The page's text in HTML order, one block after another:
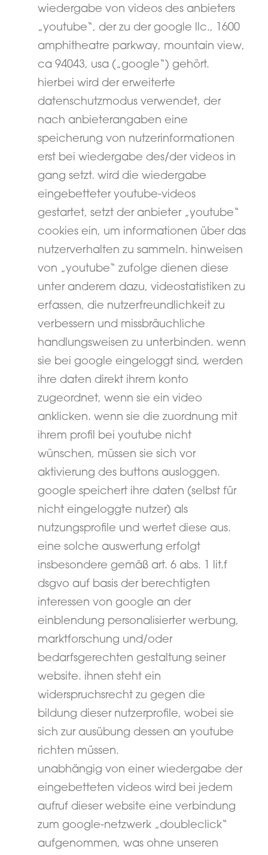
wiedergabe von videos des anbieters
„youtube“, der zu der google llc., 1600
amphitheatre parkway, mountain view,
ca 94043, usa („google“) gehört.
hierbei wird der erweiterte
datenschutzmodus verwendet, der
nach anbieterangaben eine
speicherung von nutzerinformationen
erst bei wiedergabe des/der videos in
gang setzt. wird die wiedergabe
eingebetteter youtube-videos
gestartet, setzt der anbieter „youtube“
cookies ein, um informationen über das
nutzerverhalten zu sammeln. hinweisen
von „youtube“ zufolge dienen diese
unter anderem dazu, videostatistiken zu
erfassen, die nutzerfreundlichkeit zu
verbessern und missbräuchliche
handlungsweisen zu unterbinden. wenn
sie bei google eingeloggt sind, werden
ihre daten direkt ihrem konto
zugeordnet, wenn sie ein video
anklicken. wenn sie die zuordnung mit
ihrem profil bei youtube nicht
wünschen, müssen sie sich vor
aktivierung des buttons ausloggen.
google speichert ihre daten (selbst für
nicht eingeloggte nutzer) als
nutzungsprofile und wertet diese aus.
eine solche auswertung erfolgt
insbesondere gemäß art. 6 abs. 1 lit.f
dsgvo auf basis der berechtigten
interessen von google an der
einblendung personalisierter werbung,
marktforschung und/oder
bedarfsgerechten gestaltung seiner
website. ihnen steht ein
widerspruchsrecht zu gegen die
bildung dieser nutzerprofile, wobei sie
sich zur ausübung dessen an youtube
richten müssen.
unabhängig von einer wiedergabe der
eingebetteten videos wird bei jedem
aufruf dieser website eine verbindung
zum google-netzwerk „doubleclick“
aufgenommen, was ohne unseren